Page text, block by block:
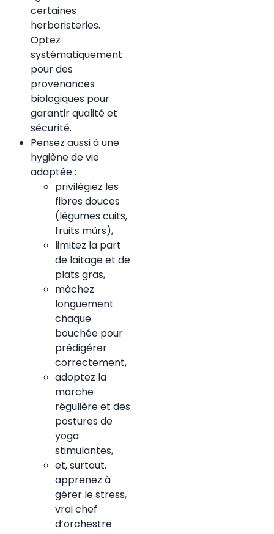
certaines
herboristeries.
Optez
systématiquement
pour des
provenances
biologiques pour
garantir qualité et
sécurité.
Pensez aussi à une
hygiène de vie
adaptée :
privilégiez les
fibres douces
(légumes cuits,
fruits mûrs),
limitez la part
de laitage et de
plats gras,
mâchez
longuement
chaque
bouchée pour
prédigérer
correctement,
adoptez la
marche
régulière et des
postures de
yoga
stimulantes,
et, surtout,
apprenez à
gérer le stress,
vrai chef
d’orchestre